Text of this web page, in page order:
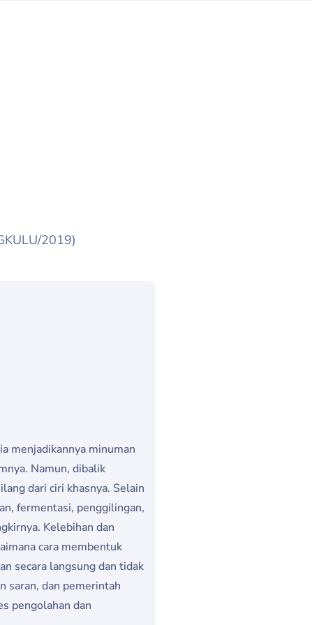
2019)
menjadikannya minuman
Namun, dibalik
dari ciri khasnya. Selain
fermentasi, penggilingan,
Kelebihan dan
cara membentuk
secara langsung dan tidak
saran, dan pemerintah
pengolahan dan